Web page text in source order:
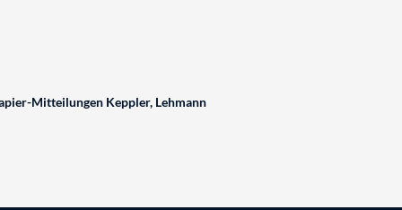
Mitteilungen Keppler, Lehmann